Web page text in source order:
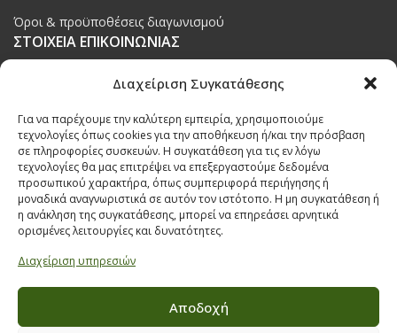
Διαχείριση Συγκατάθεσης
Για να παρέχουμε την καλύτερη εμπειρία, χρησιμοποιούμε
τεχνολογίες όπως cookies για την αποθήκευση ή/και την πρόσβαση
σε πληροφορίες συσκευών. Η συγκατάθεση για τις εν λόγω
τεχνολογίες θα μας επιτρέψει να επεξεργαστούμε δεδομένα
προσωπικού χαρακτήρα, όπως συμπεριφορά περιήγησης ή
μοναδικά αναγνωριστικά σε αυτόν τον ιστότοπο. Η μη συγκατάθεση ή
η ανάκληση της συγκατάθεσης, μπορεί να επηρεάσει αρνητικά
ορισμένες λειτουργίες και δυνατότητες.
Διαχείριση υπηρεσιών
Αποδοχή
Όροι & προϋποθέσεις διαγωνισμού
ΣΤΟΙΧΕΙΑ ΕΠΙΚΟΙΝΩΝΙΑΣ
Παπαναστασίου 209,
Τηλ:231 030 9709,231 035 1630
Email:info@ecobuildings.gr
Email:eshop@ecobuildings.gr
ΟΡΟΙ ΧΡΗΣΗΣ
ΠΟΛΙΤΙΚΗ ΑΠΟΡΡΗΤΟΥ
ΒΡΕΙΤΕ ΜΑΣ ΣΤΟ ΧΑΡΤΗ